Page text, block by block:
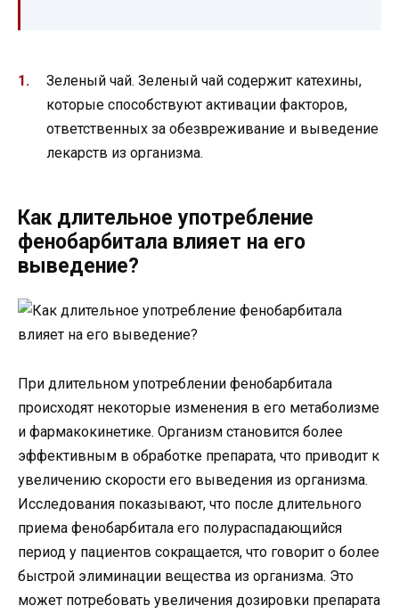
Зеленый чай. Зеленый чай содержит катехины,
которые способствуют активации факторов,
ответственных за обезвреживание и выведение
лекарств из организма.
Как длительное употребление
фенобарбитала влияет на его
выведение?
При длительном употреблении фенобарбитала
происходят некоторые изменения в его метаболизме
и фармакокинетике. Организм становится более
эффективным в обработке препарата, что приводит к
увеличению скорости его выведения из организма.
Исследования показывают, что после длительного
приема фенобарбитала его полураспадающийся
период у пациентов сокращается, что говорит о более
быстрой элиминации вещества из организма. Это
может потребовать увеличения дозировки препарата